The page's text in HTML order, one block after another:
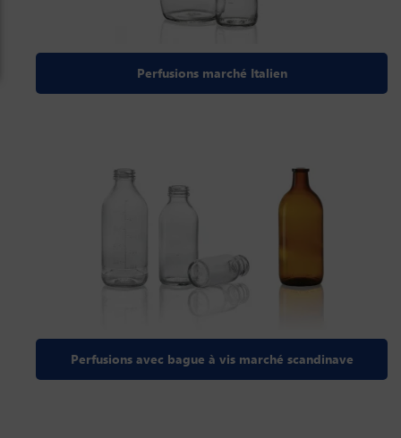
Perfusions marché Italien
Perfusions avec bague à vis marché scandinave